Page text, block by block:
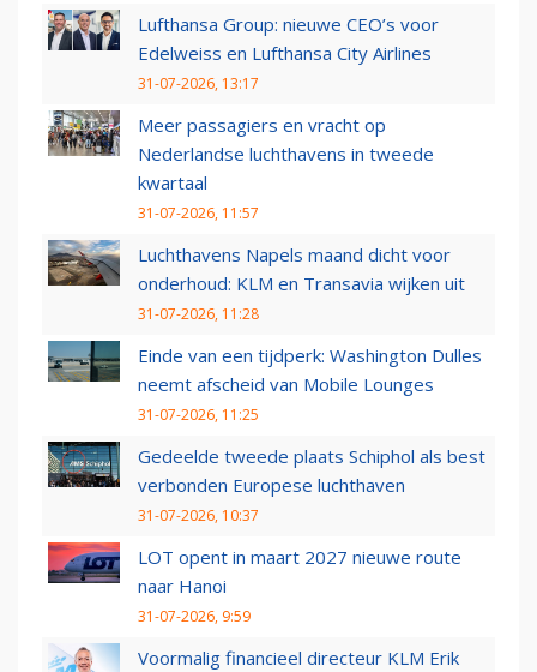
Lufthansa Group: nieuwe CEO’s voor
Edelweiss en Lufthansa City Airlines
31-07-2026, 13:17
Meer passagiers en vracht op
Nederlandse luchthavens in tweede
kwartaal
31-07-2026, 11:57
Luchthavens Napels maand dicht voor
onderhoud: KLM en Transavia wijken uit
31-07-2026, 11:28
Einde van een tijdperk: Washington Dulles
neemt afscheid van Mobile Lounges
31-07-2026, 11:25
Gedeelde tweede plaats Schiphol als best
verbonden Europese luchthaven
31-07-2026, 10:37
LOT opent in maart 2027 nieuwe route
naar Hanoi
31-07-2026, 9:59
Voormalig financieel directeur KLM Erik